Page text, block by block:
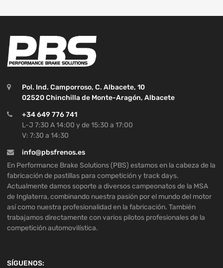
Pol. Ind. Camporroso, C. Albacete, 10
02520 Chinchilla de Monte-Aragón, Albacete
+34 649 776 741
L-J 7:30 A 14:00 y de 15:30 a 17:00
V: 7:30 a 14:30
info@pbsfrenos.es
En Performance Brake Solutions (PBS) estamos en la cabeza de la
fabricación de pastillas para competición y track days.
Actualmente damos soporte a diversos campeonatos de la MSA
de Inglaterra, combinando nuestra pasión por el mundo del motor
así como nuestra profesionalidad en la fabricación. También
trabajamos directamente con varios pilotos profesionales de la
competición automovilística.
SÍGUENOS: